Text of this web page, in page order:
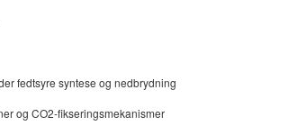
fedtsyre syntese og nedbrydning
og CO2-fikseringsmekanismer